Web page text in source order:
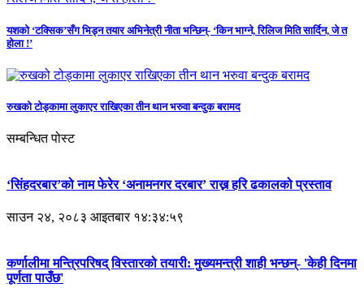
यशको ‘टक्सिक’सँग भिड्न तयार अभिनेत्री नीता भन्छिन्- ‘किन भाग्ने, रिलिज मिति सार्दिन, जे त
होला !’
रुखको टोड्कामा लुकाएर राखिएका तीन थान भरुवा बन्दुक बरामद
सम्बन्धित पोस्ट
‘सिंहदरबार’को नाम फेरेर ‘अनामनगर दरबार’ राख्न हरि ढकालको प्रस्ताव
साउन २४, २०८३ आइतबार १४:३४:५९
कर्णालीमा मन्त्रिपरिषद् विस्तारको तयारी: मुख्यमन्त्री शाही भन्छन्- 'केही दिनमा
पूर्णता पाउँछ'